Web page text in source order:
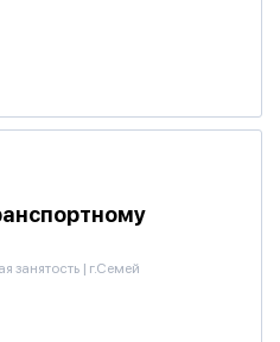
занятость | г.Семей